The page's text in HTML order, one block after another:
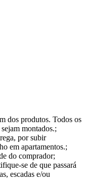
dos produtos. Todos os
montados.;
por subir
em apartamentos.;
do comprador;
se de que passará
escadas e/ou